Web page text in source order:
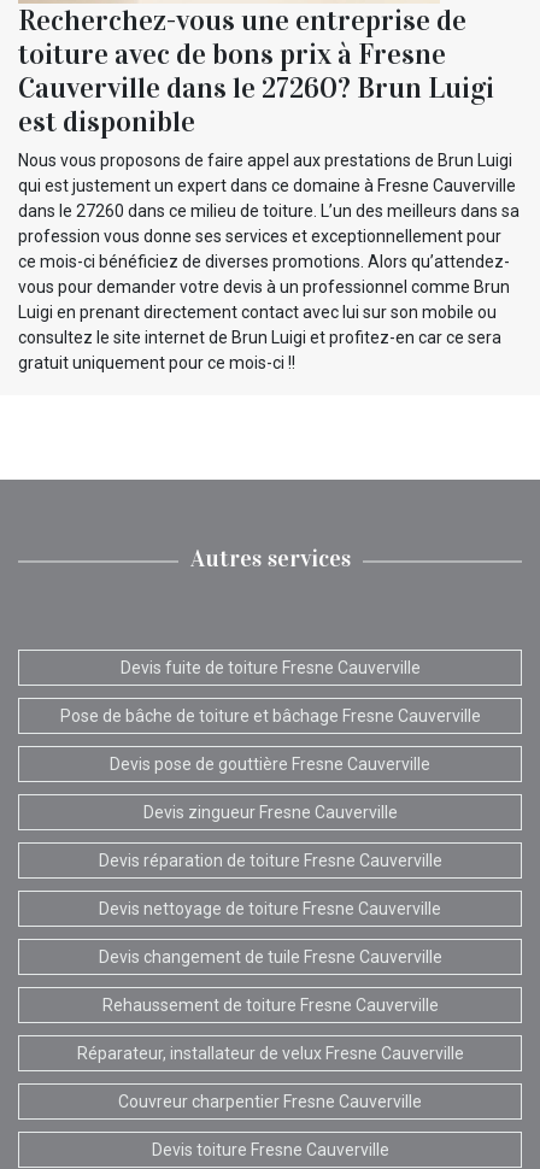
Recherchez-vous une entreprise de
toiture avec de bons prix à Fresne
Cauverville dans le 27260? Brun Luigi
est disponible
Nous vous proposons de faire appel aux prestations de Brun Luigi
qui est justement un expert dans ce domaine à Fresne Cauverville
dans le 27260 dans ce milieu de toiture. L’un des meilleurs dans sa
profession vous donne ses services et exceptionnellement pour
ce mois-ci bénéficiez de diverses promotions. Alors qu’attendez-
vous pour demander votre devis à un professionnel comme Brun
Luigi en prenant directement contact avec lui sur son mobile ou
consultez le site internet de Brun Luigi et profitez-en car ce sera
gratuit uniquement pour ce mois-ci !!
Autres services
Devis fuite de toiture Fresne Cauverville
Pose de bâche de toiture et bâchage Fresne Cauverville
Devis pose de gouttière Fresne Cauverville
Devis zingueur Fresne Cauverville
Devis réparation de toiture Fresne Cauverville
Devis nettoyage de toiture Fresne Cauverville
Devis changement de tuile Fresne Cauverville
Rehaussement de toiture Fresne Cauverville
Réparateur, installateur de velux Fresne Cauverville
Couvreur charpentier Fresne Cauverville
Devis toiture Fresne Cauverville